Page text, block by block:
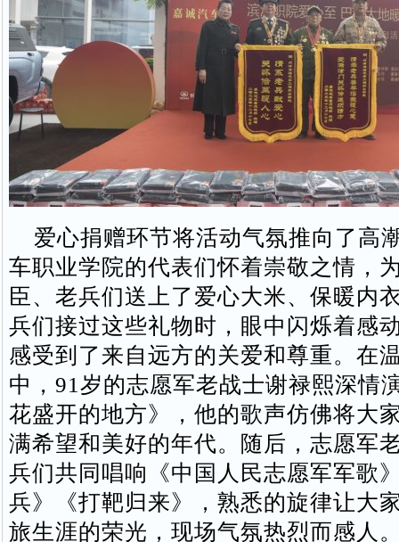
爱心捐赠环节将活动气氛推向了高
车职业学院的代表们怀着崇敬之情，
臣、老兵们送上了爱心大米、保暖内
兵们接过这些礼物时，眼中闪烁着感
感受到了来自远方的关爱和尊重。在
中，91岁的志愿军老战士谢禄熙深情
花盛开的地方》，他的歌声仿佛将大
满希望和美好的年代。随后，志愿军
兵们共同唱响《中国人民志愿军军歌
兵》《打靶归来》，熟悉的旋律让大
旅生涯的荣光，现场气氛热烈而感人